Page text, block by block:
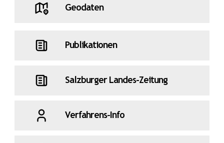
Geodaten
Publikationen
Salzburger Landes-Zeitung
Verfahrens-Info